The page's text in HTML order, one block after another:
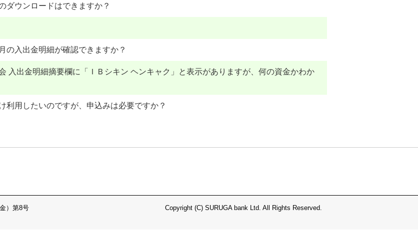
ダウンロードはできますか？
の入出金明細が確認できますか？
入出金明細摘要欄に「ＩＢシキン ヘンキャク」と表示がありますが、何の資金かわか
利用したいのですが、申込みは必要ですか？
）第8号
Copyright (C) SURUGA bank Ltd. All Rights Reserved.